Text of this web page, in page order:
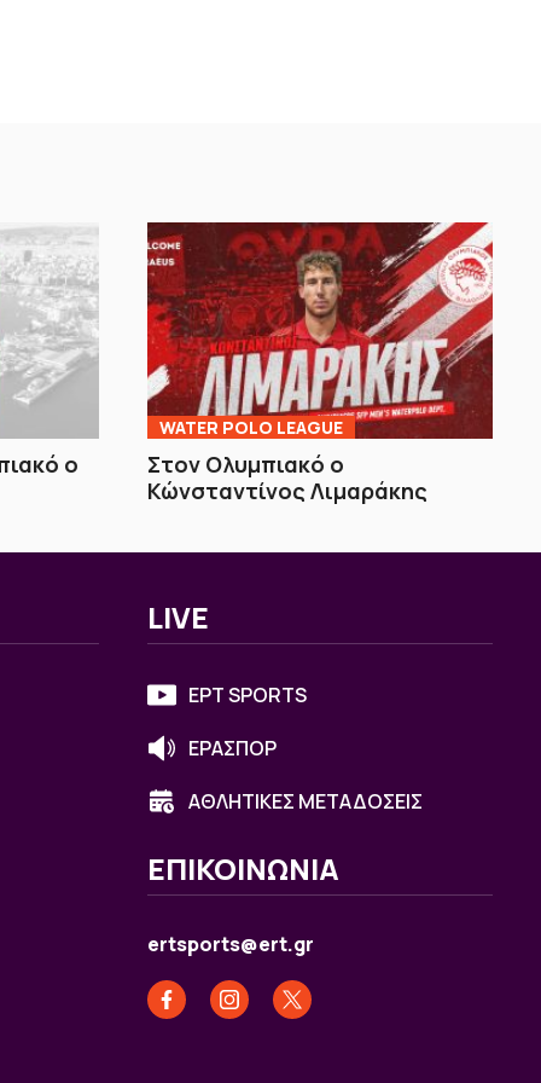
ο
WATER POLO LEAGUE
Στον Ολυμπιακό ο
Κώνσταντίνος Λιμαράκης
LIVE
ΕΡΤ SPORTS
ΕΡΑΣΠΟΡ
ΑΘΛΗΤΙΚΕΣ ΜΕΤΑΔΟΣΕΙΣ
ΕΠΙΚΟΙΝΩΝΙΑ
ertsports@ert.gr